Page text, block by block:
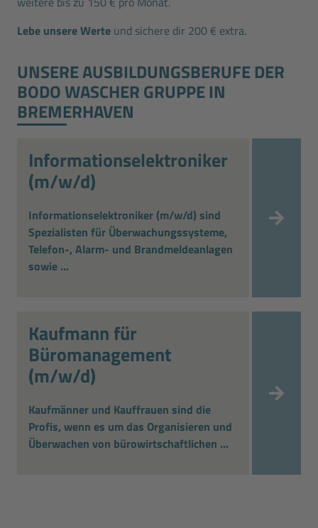
Lebe unsere Werte und sichere dir 200 € extra.
UNSERE AUSBILDUNGS­BERUFE DER
BODO WASCHER GRUPPE IN
BREMERHAVEN
Informationselektroniker
(m/w/d)
Informationselektroniker (m/w/d) sind
Spezialisten für Überwachungssysteme,
Telefon-, Alarm- und Brandmeldeanlagen
sowie ...
Kaufmann für
Büromanagement
(m/w/d)
Kaufmänner und Kauffrauen sind die
Profis, wenn es um das Organisieren und
Überwachen von bürowirtschaftlichen ...